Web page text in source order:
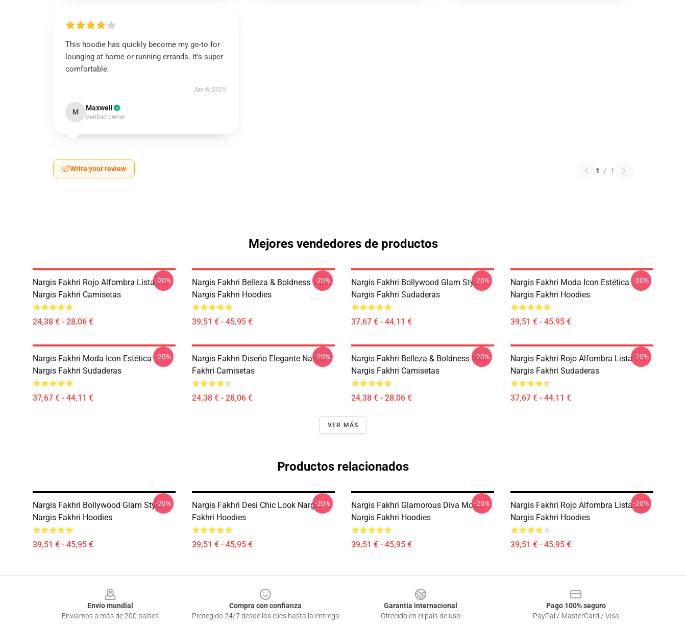
This hoodie has quickly become my go-to for
lounging at home or running errands. It’s super
comfortable.
Apr 6, 2025
M Maxwell
Verified owner
Write your review 1 / 1
Mejores vendedores de productos
Nargis Fakhri Rojo Alfombra Lista Tee
Nargis Fakhri Camisetas
24,38 € - 28,06 €
-20%
Nargis Fakhri Belleza & Boldness Vibe
Nargis Fakhri Hoodies
39,51 € - 45,95 €
-20%
Nargis Fakhri Bollywood Glam Style
Nargis Fakhri Sudaderas
37,67 € - 44,11 €
-20%
Nargis Fakhri Moda Icon Estética
Nargis Fakhri Hoodies
39,51 € - 45,95 €
-20%
Nargis Fakhri Moda Icon Estética
Nargis Fakhri Sudaderas
37,67 € - 44,11 €
-20%
Nargis Fakhri Diseño Elegante Nargis
Fakhri Camisetas
24,38 € - 28,06 €
-20%
Nargis Fakhri Belleza & Boldness Vibe
Nargis Fakhri Camisetas
24,38 € - 28,06 €
-20%
Nargis Fakhri Rojo Alfombra Lista Tee
Nargis Fakhri Sudaderas
37,67 € - 44,11 €
-20%
VER MÁS
Productos relacionados
Nargis Fakhri Bollywood Glam Style
Nargis Fakhri Hoodies
39,51 € - 45,95 €
-20%
Nargis Fakhri Desi Chic Look Nargis
Fakhri Hoodies
39,51 € - 45,95 €
-20%
Nargis Fakhri Glamorous Diva Moda
Nargis Fakhri Hoodies
39,51 € - 45,95 €
-20%
Nargis Fakhri Rojo Alfombra Lista Tee
Nargis Fakhri Hoodies
39,51 € - 45,95 €
-20%
Envío mundial
Enviamos a más de 200 países
Compra con confianza
Protegido 24/7 desde los clics hasta la entrega
Garantía internacional
Ofrecido en el país de uso
Pago 100% seguro
PayPal / MasterCard / Visa